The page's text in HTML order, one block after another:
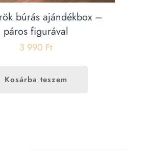
búrás ajándékbox –
páros figurával
3 990 Ft
Kosárba teszem